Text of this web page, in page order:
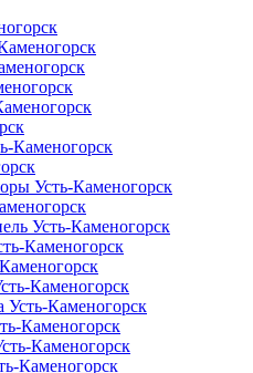
Каменогорск
Усть-Каменогорск
Усть-Каменогорск
Каменогорск
Каменогорск
Усть-Каменогорск
Каменогорск
Каменогорск
Каменогорск